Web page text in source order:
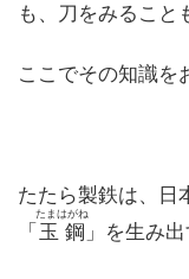
も、刀をみること
ここでその知識を
たたら製鉄は、日
「 玉鋼
たまはがね
」を生み